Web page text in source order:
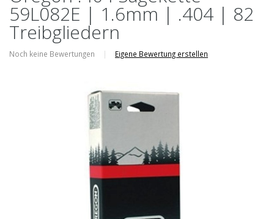
59L082E | 1.6mm | .404 | 82
Treibgliedern
Noch keine Bewertungen | Eigene Bewertung erstellen